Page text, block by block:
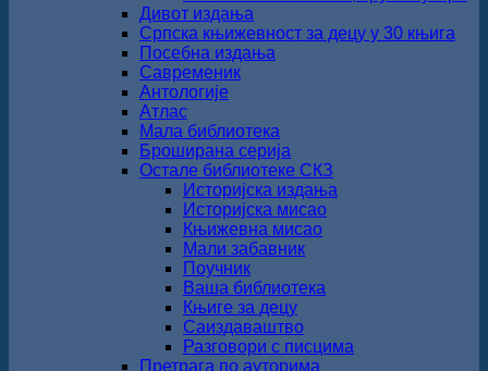
Дивот издања
Српска књижевност за децу у 30 књига
Посебна издања
Савременик
Антологије
Атлас
Мала библиотека
Броширана серија
Остале библиотеке СКЗ
Историјска издања
Историјска мисао
Књижевна мисао
Мали забавник
Поучник
Ваша библиотека
Књиге за децу
Саиздаваштво
Разговори с писцима
Претрага по ауторима